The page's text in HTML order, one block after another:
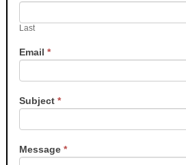
Last
Email*
Subject*
Message*